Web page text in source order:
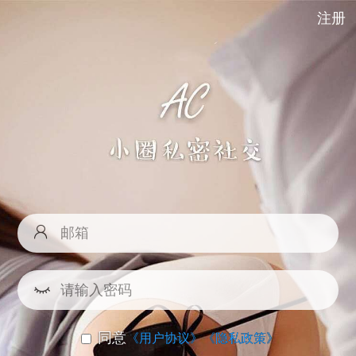
注册
同意《用户协议》《隐私政策》